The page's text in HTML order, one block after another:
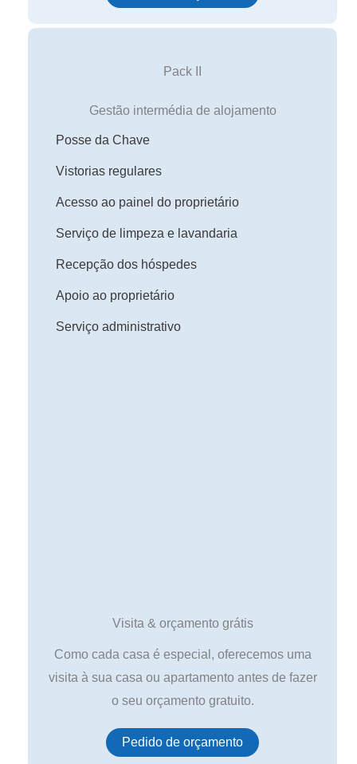
Pack II
Gestão intermédia de alojamento
Posse da Chave
Vistorias regulares
Acesso ao painel do proprietário
Serviço de limpeza e lavandaria
Recepção dos hóspedes
Apoio ao proprietário
Serviço administrativo
Visita & orçamento grátis
Como cada casa é especial, oferecemos uma
visita à sua casa ou apartamento antes de fazer
o seu orçamento gratuito.
Pedido de orçamento